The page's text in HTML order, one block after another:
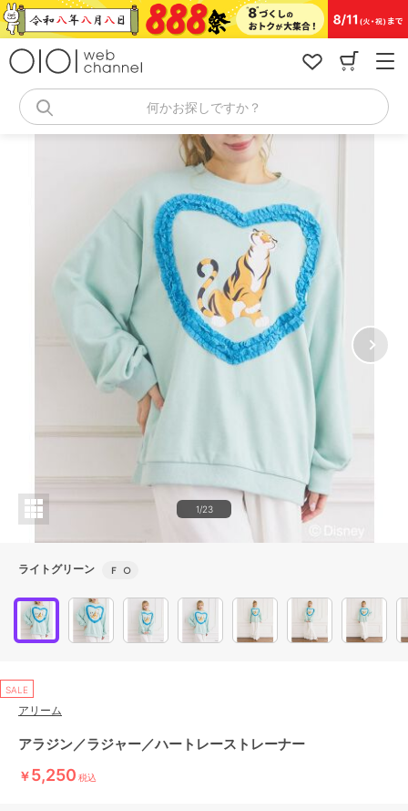
コ
ン
何かお探しですか？
1/23
ライトグリーン Ｆ ○
SALE
アリーム
アラジン／ラジャー／ハートレーストレーナー
￥5,250 税込